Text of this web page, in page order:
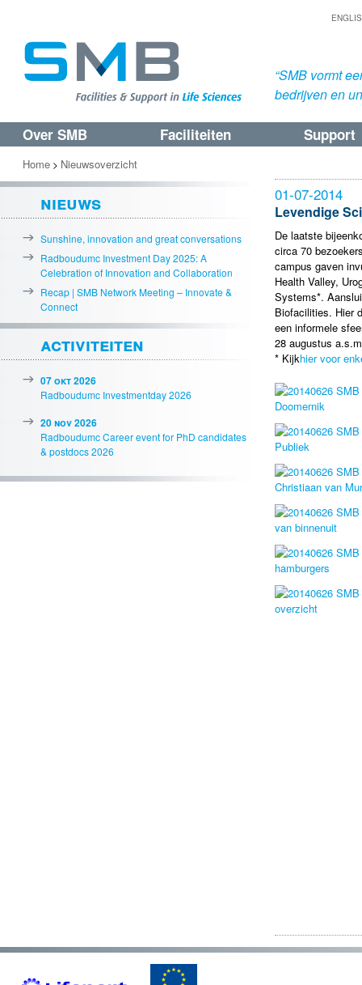
“SMB vormt
bedrijven en
Spring
naar
de
primaire
inhoud
Spring
naar
de
secundaire
inhoud
Over SMB Faciliteiten Support
01-07-2014
Levendige
De laatste
circa 70
campus gaven
Health Valley,
Systems*.
Biofacilities. Hier
een informele
28 augustus
* Kijkhier voor
Home > Nieuwsoverzicht
nieuws
Sunshine, innovation and great conversations
Radboudumc Investment Day 2025: A
Celebration of Innovation and Collaboration
Recap | SMB Network Meeting – Innovate &
Connect
activiteiten
07 okt 2026
Radboudumc Investmentday 2026
20 nov 2026
Radboudumc Career event for PhD candidates
& postdocs 2026